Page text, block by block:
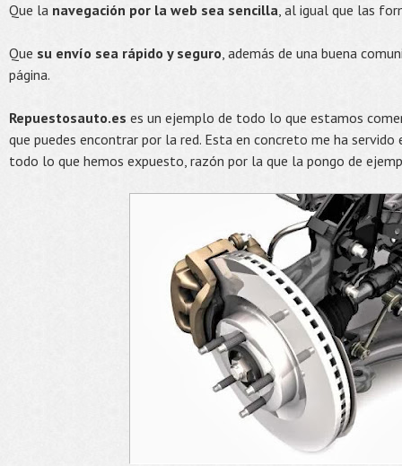
Que la navegación por la web sea sencilla, al igual que las
Que su envío sea rápido y seguro, además de una buena
página.
Repuestosauto.es es un ejemplo de todo lo que estamos
que puedes encontrar por la red. Esta en concreto me ha servido
todo lo que hemos expuesto, razón por la que la pongo de